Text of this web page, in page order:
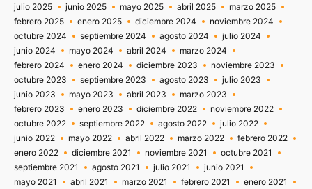
julio 2025
junio 2025 mayo 2025 abril 2025
marzo 2025
febrero 2025
enero 2025 diciembre 2024
noviembre 2024
octubre 2024
septiembre 2024 agosto 2024
julio 2024
junio 2024
mayo 2024 abril 2024
marzo 2024
febrero 2024
enero 2024 diciembre 2023
noviembre 2023
octubre 2023
septiembre 2023 agosto 2023
julio 2023
junio 2023
mayo 2023 abril 2023
marzo 2023
febrero 2023
enero 2023 diciembre 2022
noviembre 2022
octubre 2022
septiembre 2022 agosto 2022
julio 2022
junio 2022
mayo 2022 abril 2022 marzo 2022
febrero 2022
enero 2022
diciembre 2021 noviembre 2021
octubre 2021
septiembre 2021
agosto 2021 julio 2021
junio 2021
mayo 2021
abril 2021 marzo 2021 febrero 2021
enero 2021